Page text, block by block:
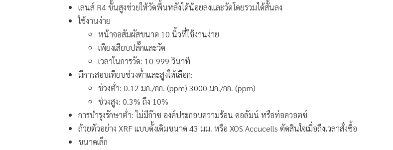
เลนส์ R4 ขั้นสูงช่วยให้วัดพื้นหลังได้น้อยลงและวัดโดยรวมได้สั้นลง
ใช้งานง่าย
หน้าจอสัมผัสขนาด 10 นิ้วที่ใช้งานง่าย
เพียงเสียบปลั๊กและวัด
เวลาในการวัด: 10-999 วินาที
มีการสอบเทียบช่วงต่ำและสูงให้เลือก:
ช่วงต่ำ: 0.12 มก./กก. (ppm) 3000 มก./กก. (ppm)
ช่วงสูง: 0.3% ถึง 10%
การบำรุงรักษาต่ำ: ไม่มีก๊าซ องค์ประกอบความร้อน คอลัมน์ หรือท่อควอตซ์
ถ้วยตัวอย่าง XRF แบบดั้งเดิมขนาด 43 มม. หรือ XOS Accucells ตัดสินใจเมื่อถึงเวลาสั่งซื้อ
ขนาดเล็ก